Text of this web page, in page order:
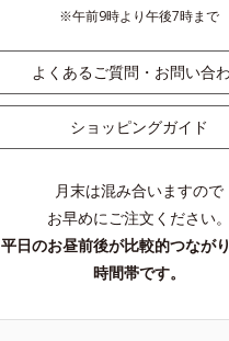
午前9時より午後7時まで
よくあるご質問・お問い合
ショッピングガイド
月末は混み合いますので
お早めにご注文ください。
平日のお昼前後が比較的つなが
時間帯です。